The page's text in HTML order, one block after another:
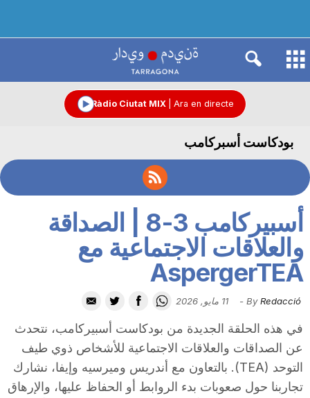
d
o
C
i
u
Ara en directe
Ràdio Ciutat MIX
بودكاست أسبركامب
أسبيركامب 3-8 | الصداقة
والعلاقات الاجتماعية مع
AspergerTEA
By Redacció
- 11 مايو, 2026
في هذه الحلقة الجديدة من بودكاست أسبيركامب، نتحدث
عن الصداقات والعلاقات الاجتماعية للأشخاص ذوي طيف
التوحد (TEA). بالتعاون مع أندريس وميرسيه وإيفا، نشارك
تجاربنا حول صعوبات بدء الروابط أو الحفاظ عليها، والإرهاق